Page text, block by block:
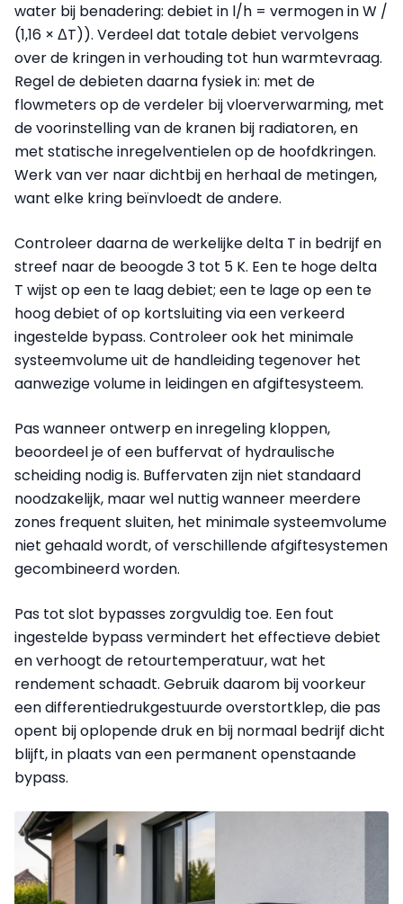
water bij benadering: debiet in l/h = vermogen in W /
(1,16 × ΔT)). Verdeel dat totale debiet vervolgens
over de kringen in verhouding tot hun warmtevraag.
Regel de debieten daarna fysiek in: met de
flowmeters op de verdeler bij vloerverwarming, met
de voorinstelling van de kranen bij radiatoren, en
met statische inregelventielen op de hoofdkringen.
Werk van ver naar dichtbij en herhaal de metingen,
want elke kring beïnvloedt de andere.
Controleer daarna de werkelijke delta T in bedrijf en
streef naar de beoogde 3 tot 5 K. Een te hoge delta
T wijst op een te laag debiet; een te lage op een te
hoog debiet of op kortsluiting via een verkeerd
ingestelde bypass. Controleer ook het minimale
systeemvolume uit de handleiding tegenover het
aanwezige volume in leidingen en afgiftesysteem.
Pas wanneer ontwerp en inregeling kloppen,
beoordeel je of een buffervat of hydraulische
scheiding nodig is. Buffervaten zijn niet standaard
noodzakelijk, maar wel nuttig wanneer meerdere
zones frequent sluiten, het minimale systeemvolume
niet gehaald wordt, of verschillende afgiftesystemen
gecombineerd worden.
Pas tot slot bypasses zorgvuldig toe. Een fout
ingestelde bypass vermindert het effectieve debiet
en verhoogt de retourtemperatuur, wat het
rendement schaadt. Gebruik daarom bij voorkeur
een differentiedrukgestuurde overstortklep, die pas
opent bij oplopende druk en bij normaal bedrijf dicht
blijft, in plaats van een permanent openstaande
bypass.